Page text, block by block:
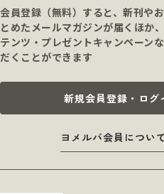
会員登録（無料）すると、新刊や
とめたメールマガジンが届くほか
テンツ・プレゼントキャンペーン
だくことができます
新規会員登録・ログ
ヨメルバ会員について